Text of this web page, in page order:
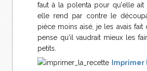
faut à la polenta pour qu'elle ait
elle rend par contre le
pièce moins aisé, je les avais fait
pense qu'il vaudrait mieux les
petits.